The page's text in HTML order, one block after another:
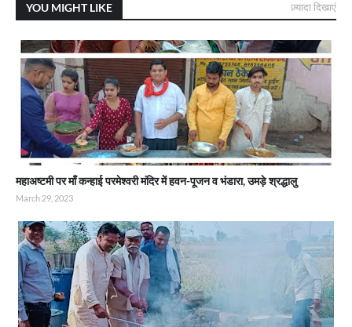
YOU MIGHT LIKE ज़्यादा दिखाएं
महाअष्टमी पर माँ कन्हाई परमेश्वरी मंदिर में हवन-पूजन व भंडारा, उमड़े श्रद्धालु
March 29, 2023